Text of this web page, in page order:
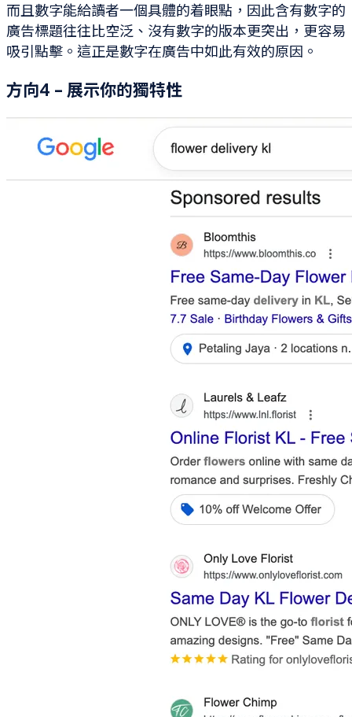
而且數字能給讀者一個具體的着眼點，因此含有數字的
廣告標題往往比空泛、沒有數字的版本更突出，更容易
吸引點擊。這正是數字在廣告中如此有效的原因。
方向4 - 展示你的獨特性